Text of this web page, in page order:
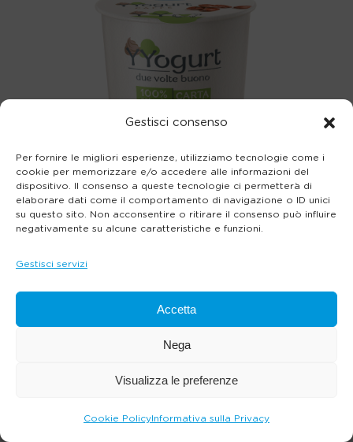
Gestisci consenso
Per fornire le migliori esperienze, utilizziamo tecnologie come i
cookie per memorizzare e/o accedere alle informazioni del
dispositivo. Il consenso a queste tecnologie ci permetterà di
elaborare dati come il comportamento di navigazione o ID unici
su questo sito. Non acconsentire o ritirare il consenso può influire
negativamente su alcune caratteristiche e funzioni.
Gestisci servizi
Accetta
Nega
Visualizza le preferenze
Cookie PolicyInformativa sulla Privacy